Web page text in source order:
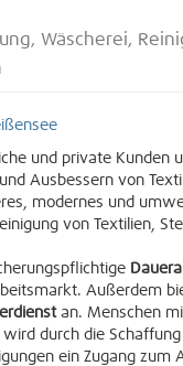
Wäscherei,
und private Kunden
Ausbessern von
modernes und
von Textilien,
Außerdem
an. Menschen
durch die
ein Zugang zum